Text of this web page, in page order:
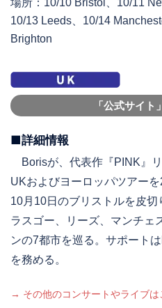
10/13 Leeds、10/14
Brighton
「公式サイ
■詳細情報
Borisが、代表作『PINK』
UKおよびヨーロッパツアー
10月10日のブリストルを皮
ラスゴー、リーズ、マンチェ
ンの7都市を巡る。サポート
を務める。
→ その他のコンサートやライブは